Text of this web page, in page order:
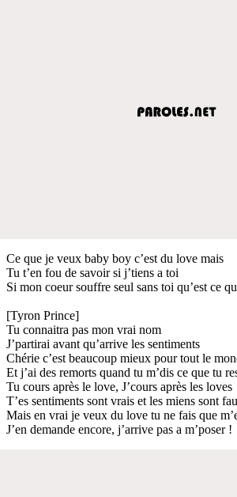
Ce que je veux baby boy c’est du love mais
Tu t’en fou de savoir si j’tiens a toi
Si mon coeur souffre seul sans toi qu’est ce
[Tyron Prince]
Tu connaitra pas mon vrai nom
J’partirai avant qu’arrive les sentiments
Chérie c’est beaucoup mieux pour tout le
Et j’ai des remorts quand tu m’dis ce que tu
Tu cours après le love, J’cours après les loves
T’es sentiments sont vrais et les miens sont
Mais en vrai je veux du love tu ne fais que
J’en demande encore, j’arrive pas a m’poser !